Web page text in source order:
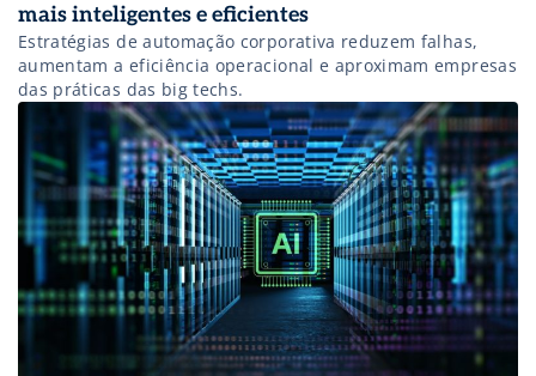
mais inteligentes e eficientes
Estratégias de automação corporativa reduzem falhas,
aumentam a eficiência operacional e aproximam empresas
das práticas das big techs.